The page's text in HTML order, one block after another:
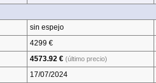
sin espejo
4299 €
4573.92 € (último precio)
17/07/2024